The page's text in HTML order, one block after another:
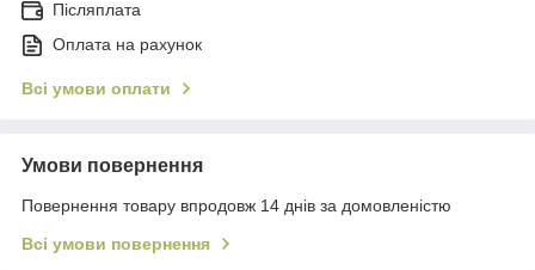
Післяплата
Оплата на рахунок
Всі умови оплати
Умови повернення
Повернення товару впродовж 14 днів за домовленістю
Всі умови повернення